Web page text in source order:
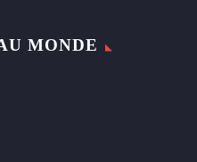
MONDE